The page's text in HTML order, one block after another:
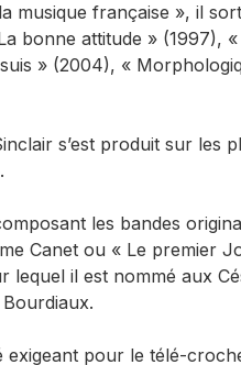
musique française », il
bonne attitude » (1997), «
» (2004), «
s’est produit sur les
les bandes
Canet ou « Le premier
lequel il est nommé aux
exigeant pour le télé-